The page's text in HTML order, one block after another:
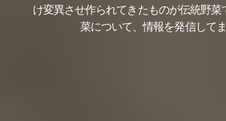
け変異させ作られてきたものが伝統野
菜について、情報を発信してま